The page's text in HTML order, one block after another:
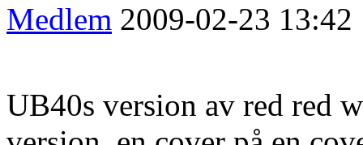
Medlem 2009-02-23 13:42
UB40s version av red red